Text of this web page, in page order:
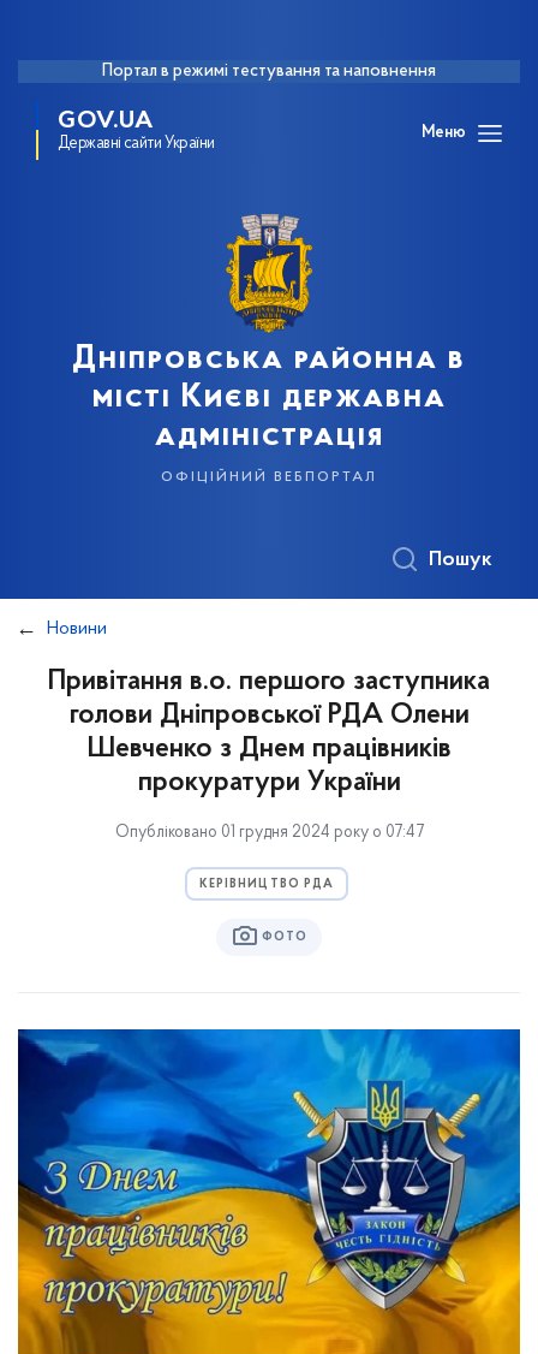
Портал в режимі тестування та наповнення
GOV.UA
Державні сайти України
Меню
Дніпровська районна в
місті Києві державна
адміністрація
офіційний вебпортал
Пошук
Новини
Привітання в.о. першого заступника
голови Дніпровської РДА Олени
Шевченко з Днем працівників
прокуратури України
Опубліковано 01 грудня 2024 року о 07:47
КЕРІВНИЦТВО РДА
ФОТО